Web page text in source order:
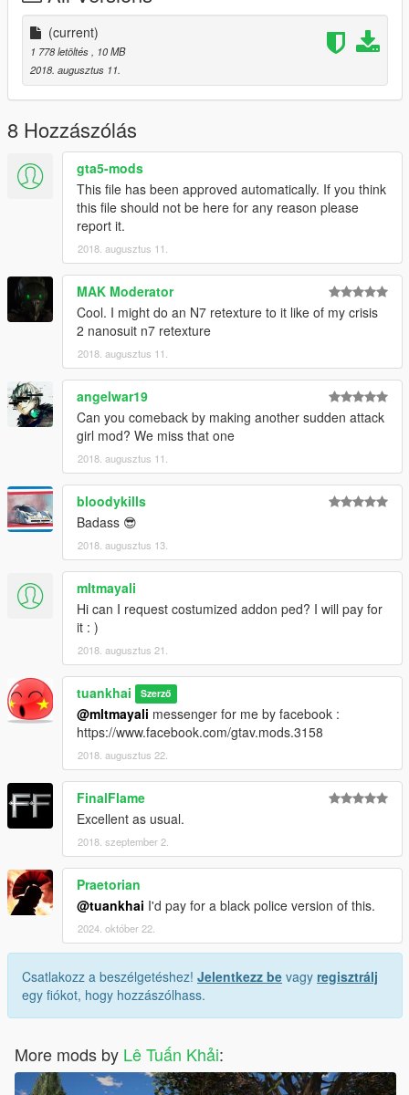
(current)
1 778 letöltés
, 10 MB
2018. augusztus 11.
8 Hozzászólás
gta5-mods
This file has been approved automatically. If you think
this file should not be here for any reason please
report it.
2018. augusztus 11.
MAK Moderator
Cool. I might do an N7 retexture to it like of my crisis
2 nanosuit n7 retexture
2018. augusztus 11.
angelwar19
Can you comeback by making another sudden attack
girl mod? We miss that one
2018. augusztus 11.
bloodykills
Badass 😎
2018. augusztus 13.
mltmayali
Hi can I request costumized addon ped? I will pay for
it : )
2018. augusztus 21.
tuankhai Szerző
@mltmayali messenger for me by facebook :
https://www.facebook.com/gtav.mods.3158
2018. augusztus 22.
FinalFlame
Excellent as usual.
2018. szeptember 2.
Praetorian
@tuankhai I'd pay for a black police version of this.
2024. október 22.
Csatlakozz a beszélgetéshez! Jelentkezz be vagy regisztrálj
egy fiókot, hogy hozzászólhass.
More mods by Lê Tuấn Khải: